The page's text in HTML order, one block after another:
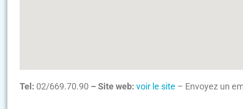
Tel: 02/669.70.90 – Site web: voir le site – Envoyez un